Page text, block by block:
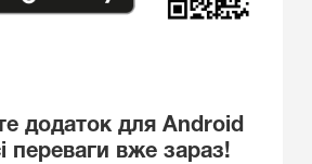
додаток для Android
переваги вже зараз!